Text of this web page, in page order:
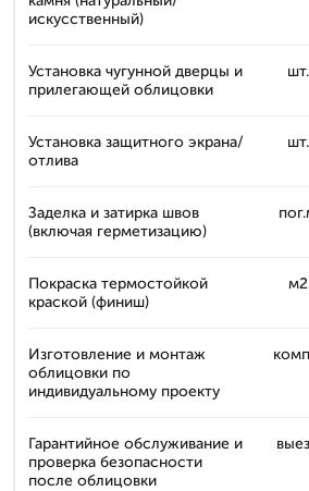
искусственный)
Установка чугунной дверцы и
прилегающей облицовки
шт.
Установка защитного экрана/
отлива
шт.
Заделка и затирка швов
(включая герметизацию)
Покраска термостойкой
краской (финиш)
м2
Изготовление и монтаж
облицовки по
индивидуальному проекту
Гарантийное обслуживание и
проверка безопасности
после облицовки